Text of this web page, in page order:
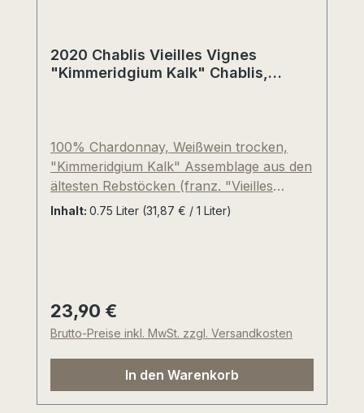
2020 Chablis Vieilles Vignes
"Kimmeridgium Kalk" Chablis,
100% Chardonnay, Weißwein trocken,
"Kimmeridgium Kalk" Assemblage aus den
ältesten Rebstöcken (franz. "Vieilles
Vignes"). Die natürliche Konzentration bei
Fässer. Wundervolle Würze, rauchig,
Feuerstein, florale Noten, Mineralität++,
eher maskuliner Chablis-Typ, frische
Säure, langer, würziger Nachhall.
Hervorragendes Preis-/ Genussverhältnis.
Inhalt: 0.75 Liter (31,87 € / 1 Liter)
Regulärer Preis:
23,90 €
Brutto-Preise inkl. MwSt. zzgl. Versandkosten
In den Warenkorb